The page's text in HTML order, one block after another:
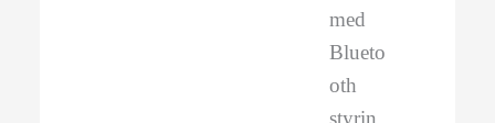
med
Blueto
oth
styrin